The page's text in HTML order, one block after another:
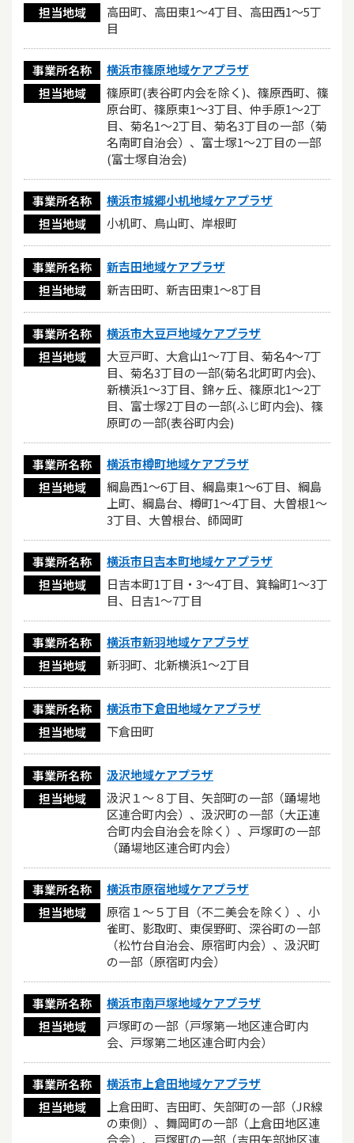
担当地域
高田町、高田東1～4丁目、高田西1～5丁
目
事業所名称
横浜市篠原地域ケアプラザ
担当地域
篠原町(表谷町内会を除く)、篠原西町、篠
原台町、篠原東1～3丁目、仲手原1～2丁
目、菊名1～2丁目、菊名3丁目の一部（菊
名南町自治会）、富士塚1～2丁目の一部
(富士塚自治会)
事業所名称
横浜市城郷小机地域ケアプラザ
担当地域
小机町、鳥山町、岸根町
事業所名称
新吉田地域ケアプラザ
担当地域
新吉田町、新吉田東1～8丁目
事業所名称
横浜市大豆戸地域ケアプラザ
担当地域
大豆戸町、大倉山1～7丁目、菊名4～7丁
目、菊名3丁目の一部(菊名北町町内会)、
新横浜1～3丁目、錦ヶ丘、篠原北1～2丁
目、富士塚2丁目の一部(ふじ町内会)、篠
原町の一部(表谷町内会)
事業所名称
横浜市樽町地域ケアプラザ
担当地域
綱島西1～6丁目、綱島東1～6丁目、綱島
上町、綱島台、樽町1～4丁目、大曽根1～
3丁目、大曽根台、師岡町
事業所名称
横浜市日吉本町地域ケアプラザ
担当地域
日吉本町1丁目・3～4丁目、箕輪町1～3丁
目、日吉1～7丁目
事業所名称
横浜市新羽地域ケアプラザ
担当地域
新羽町、北新横浜1～2丁目
事業所名称
横浜市下倉田地域ケアプラザ
担当地域
下倉田町
事業所名称
汲沢地域ケアプラザ
担当地域
汲沢１〜８丁目、矢部町の一部（踊場地
区連合町内会）、汲沢町の一部（大正連
合町内会自治会を除く）、戸塚町の一部
（踊場地区連合町内会）
事業所名称
横浜市原宿地域ケアプラザ
担当地域
原宿１〜５丁目（不二美会を除く）、小
雀町、影取町、東俣野町、深谷町の一部
（松竹台自治会、原宿町内会）、汲沢町
の一部（原宿町内会）
事業所名称
横浜市南戸塚地域ケアプラザ
担当地域
戸塚町の一部（戸塚第一地区連合町内
会、戸塚第二地区連合町内会）
事業所名称
横浜市上倉田地域ケアプラザ
担当地域
上倉田町、吉田町、矢部町の一部（JR線
の東側）、舞岡町の一部（上倉田地区連
合会）、戸塚町の一部（吉田矢部地区連